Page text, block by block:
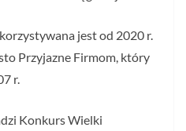
jest od 2020 r.
Przyjazne Firmom, który
r.
Konkurs Wielki